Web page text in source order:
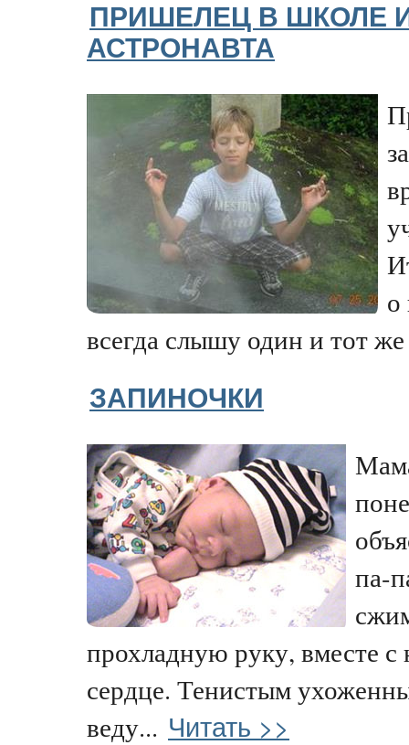
ПРИШЕЛЕЦ В ШКОЛЕ
АСТРОНАВТА
о
всегда слышу один и тот же
ЗАПИНОЧКИ
па-
прохладную руку, вместе
сердце. Тенистым
веду... Читать >>